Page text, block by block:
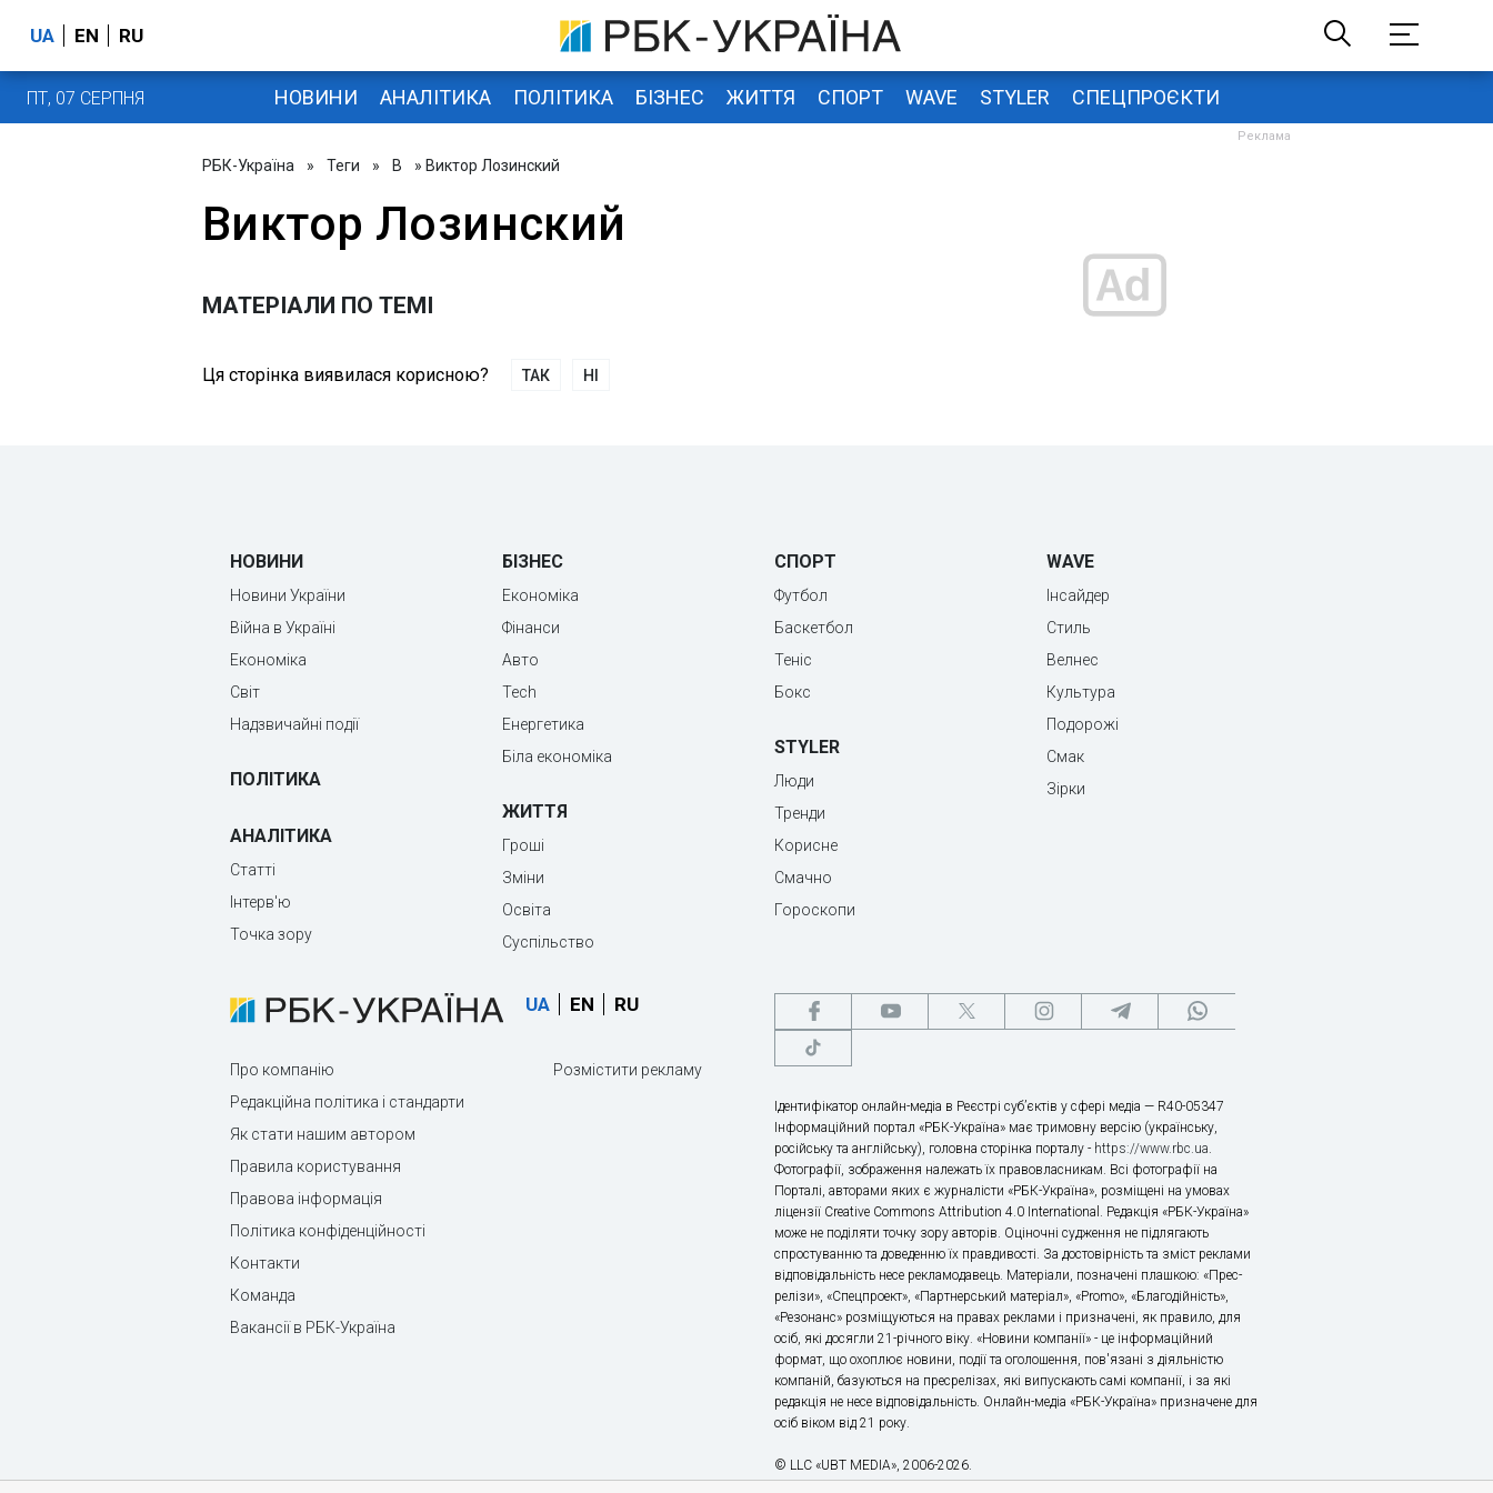
UA EN RU
ПТ, 07 СЕРПНЯ НОВИНИ АНАЛІТИКА ПОЛІТИКА БІЗНЕС ЖИТТЯ СПОРТ WAVE STYLER СПЕЦПРОЄКТИ
РБК-Україна » Теги » В » Виктор Лозинский
Виктор Лозинский
МАТЕРІАЛИ ПО ТЕМІ
Ця сторінка виявилася корисною? ТАК НІ
НОВИНИ
Новини України
Війна в Україні
Економіка
Світ
Надзвичайні події
ПОЛІТИКА
АНАЛІТИКА
Статті
Інтерв'ю
Точка зору
БІЗНЕС
Економіка
Фінанси
Авто
Tech
Енергетика
Біла економіка
ЖИТТЯ
Гроші
Зміни
Освіта
Суспільство
СПОРТ
Футбол
Баскетбол
Теніс
Бокс
STYLER
Люди
Тренди
Корисне
Смачно
Гороскопи
WAVE
Інсайдер
Стиль
Велнес
Культура
Подорожі
Смак
Зірки
UA EN RU
Про компанію
Редакційна політика і стандарти
Як стати нашим автором
Правила користування
Правова інформація
Політика конфіденційності
Контакти
Команда
Вакансії в РБК-Україна
Розмістити рекламу
Ідентифікатор онлайн-медіа в Реєстрі суб’єктів у сфері медіа — R40-05347
Інформаційний портал «РБК-Україна» має тримовну версію (українську,
російську та англійську), головна сторінка порталу - https://www.rbc.ua.
Фотографії, зображення належать їх правовласникам. Всі фотографії на
Порталі, авторами яких є журналісти «РБК-Україна», розміщені на умовах
ліцензії Creative Commons Attribution 4.0 International. Редакція «РБК-Україна»
може не поділяти точку зору авторів. Оціночні судження не підлягають
спростуванню та доведенню їх правдивості. За достовірність та зміст реклами
відповідальність несе рекламодавець. Матеріали, позначені плашкою: «Прес-
релізи», «Спецпроект», «Партнерський матеріал», «Promo», «Благодійність»,
«Резонанс» розміщуються на правах реклами і призначені, як правило, для
осіб, які досягли 21-річного віку. «Новини компанії» - це інформаційний
формат, що охоплює новини, події та оголошення, пов'язані з діяльністю
компаній, базуються на пресрелізах, які випускають самі компанії, і за які
редакція не несе відповідальність. Онлайн-медіа «РБК-Україна» призначене для
осіб віком від 21 року.
© LLC «UBT MEDIA», 2006-2026.